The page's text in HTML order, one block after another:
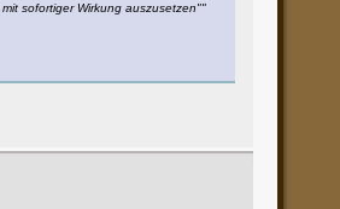
sofortiger Wirkung auszusetzen""